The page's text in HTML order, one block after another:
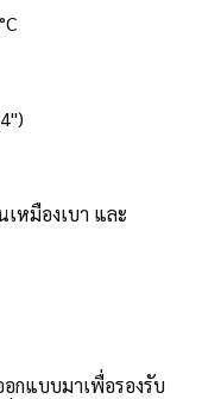
เหมืองเบา และ
อกแบบมาเพื่อรองรับ